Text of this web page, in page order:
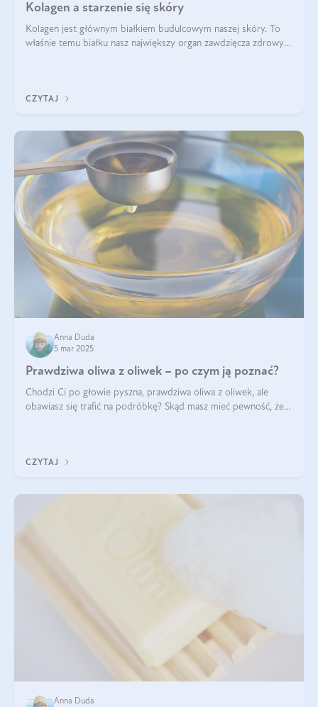
Kolagen a starzenie się skóry
Kolagen jest głównym białkiem budulcowym naszej skóry. To
właśnie temu białku nasz największy organ zawdzięcza zdrowy
CZYTAJ
Anna Duda
5 mar 2025
Prawdziwa oliwa z oliwek – po czym ją poznać?
Chodzi Ci po głowie pyszna, prawdziwa oliwa z oliwek, ale
obawiasz się trafić na podróbkę? Skąd masz mieć pewność, że
CZYTAJ
Anna Duda